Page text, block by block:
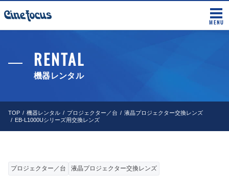
MENU
RENTAL
機器レンタル
TOP 機器レンタル プロジェクター／台
液晶プロジェクター交換レンズ
EB-L1000Uシリーズ用交換レンズ
プロジェクター／台 液晶プロジェクター交換レンズ